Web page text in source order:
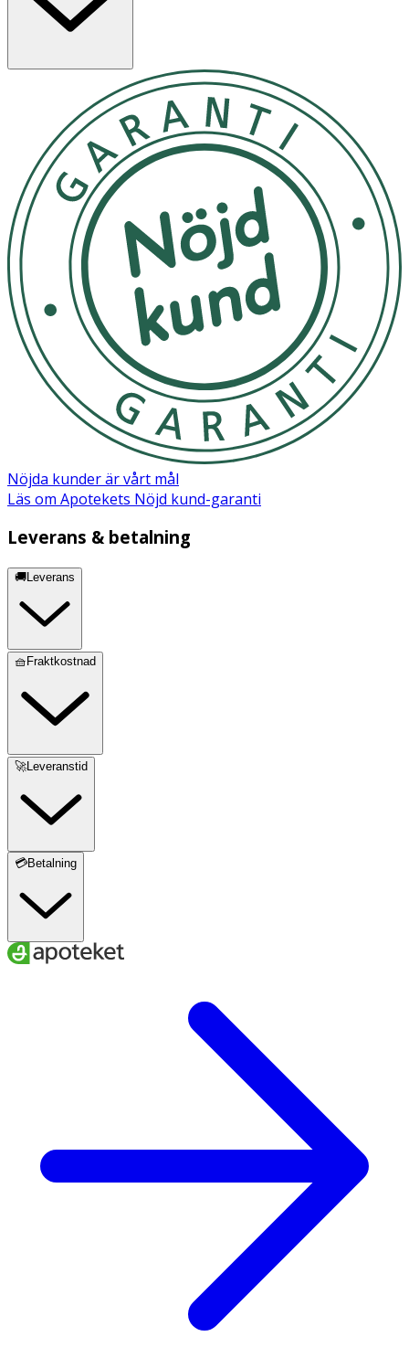
Nöjda kunder är vårt mål
Läs om Apotekets Nöjd kund-garanti
Leverans & betalning
🚚Leverans
🧺Fraktkostnad
🚀Leveranstid
💳Betalning